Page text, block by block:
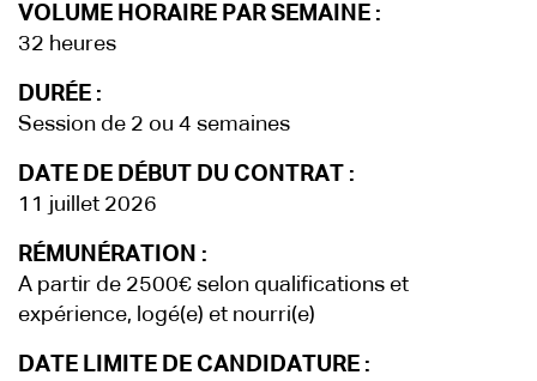
VOLUME HORAIRE PAR SEMAINE :
32 heures
DURÉE :
Session de 2 ou 4 semaines
DATE DE DÉBUT DU CONTRAT :
11 juillet 2026
RÉMUNÉRATION :
A partir de 2500€ selon qualifications et
expérience, logé(e) et nourri(e)
DATE LIMITE DE CANDIDATURE :